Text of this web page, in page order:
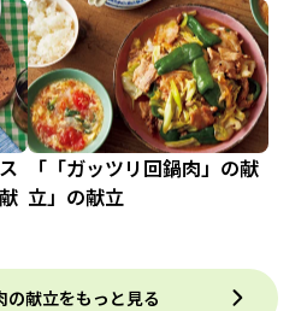
「「ガッツリ回鍋肉」の献
立」の献立
の献立をもっと見る